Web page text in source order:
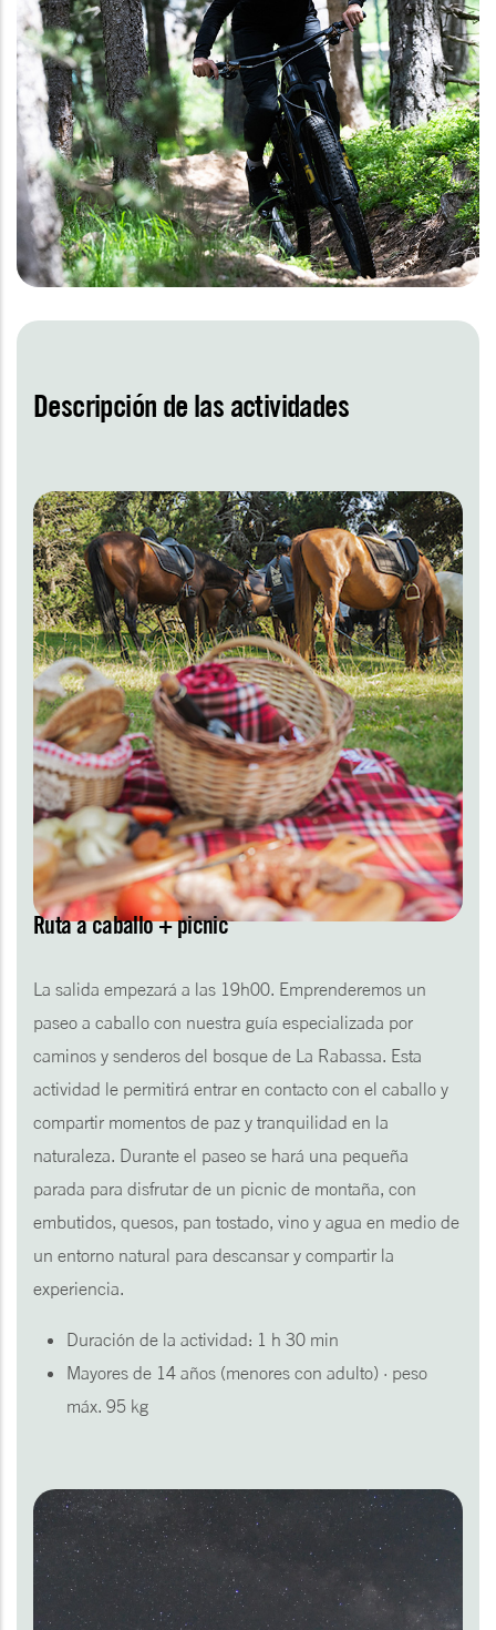
Descripción de las actividades
Ruta a caballo + picnic
La salida empezará a las 19h00. Emprenderemos un
paseo a caballo con nuestra guía especializada por
caminos y senderos del bosque de La Rabassa. Esta
actividad le permitirá entrar en contacto con el caballo y
compartir momentos de paz y tranquilidad en la
naturaleza. Durante el paseo se hará una pequeña
parada para disfrutar de un picnic de montaña, con
embutidos, quesos, pan tostado, vino y agua en medio de
un entorno natural para descansar y compartir la
experiencia.
Duración de la actividad: 1 h 30 min
Mayores de 14 años (menores con adulto) · peso
máx. 95 kg